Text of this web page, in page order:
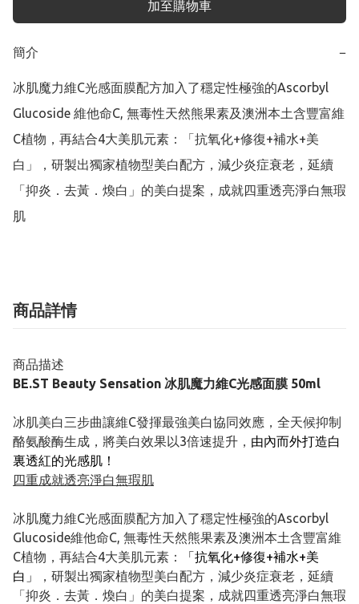
加至購物車
簡介 −
冰肌魔力維C光感面膜配方加入了穩定性極強的Ascorbyl
Glucoside 維他命C, 無毒性天然熊果素及澳洲本土含豐富維
C植物，再結合4大美肌元素：「抗氧化+修復+補水+美
白」，研製出獨家植物型美白配方，減少炎症衰老，延續
「抑炎．去黃．煥白」的美白提案，成就四重透亮淨白無瑕
肌
商品詳情
商品描述
BE.ST Beauty Sensation 冰肌魔力維C光感面膜 50ml
冰肌美白三步曲讓維C發揮最強美白協同效應，全天候抑制
酪氨酸酶生成，將美白效果以3倍速提升， 由內而外打造白
裏透紅的光感肌！
四重成就透亮淨白無瑕肌
冰肌魔力維C光感面膜配方加入了穩定性極強的Ascorbyl
Glucoside維他命C, 無毒性天然熊果素及澳洲本土含豐富維
C植物，再結合4大美肌元素：
「抗氧化+修復+補水+美
白」
，研製出獨家植物型美白配方，減少炎症衰老，延續
「抑炎．去黃．煥白」的美白提案，成就四重透亮淨白無瑕